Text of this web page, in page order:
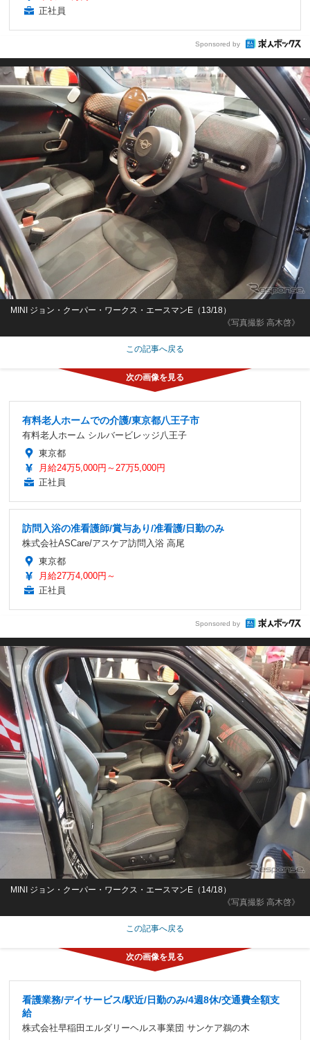
正社員
Sponsored by
《写真撮影 高木啓》
MINI ジョン・クーパー・ワークス・エースマンE（13/18）
この記事へ戻る
有料老人ホームでの介護/東京都八王子市
有料老人ホーム シルバービレッジ八王子
東京都
月給24万5,000円～27万5,000円
正社員
訪問入浴の准看護師/賞与あり/准看護/日勤のみ
株式会社ASCare/アスケア訪問入浴 高尾
東京都
月給27万4,000円～
正社員
Sponsored by
《写真撮影 高木啓》
MINI ジョン・クーパー・ワークス・エースマンE（14/18）
この記事へ戻る
看護業務/デイサービス/駅近/日勤のみ/4週8休/交通費全額支
給
株式会社早稲田エルダリーヘルス事業団 サンケア鵜の木